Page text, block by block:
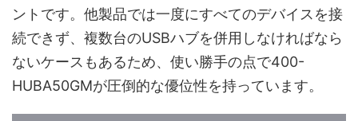
ントです。他製品では一度にすべてのデバイスを接
続できず、複数台のUSBハブを併用しなければなら
ないケースもあるため、使い勝手の点で400-
HUBA50GMが圧倒的な優位性を持っています。